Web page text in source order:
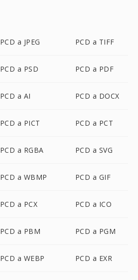
PCD a JPEG PCD a TIFF
PCD a PSD PCD a PDF
PCD a AI PCD a DOCX
PCD a PICT PCD a PCT
PCD a RGBA PCD a SVG
PCD a WBMP PCD a GIF
PCD a PCX PCD a ICO
PCD a PBM PCD a PGM
PCD a WEBP PCD a EXR